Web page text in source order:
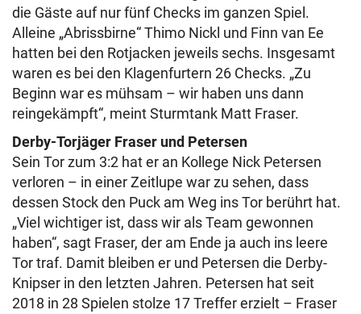
die Gäste auf nur fünf Checks im ganzen Spiel.
Alleine „Abrissbirne“ Thimo Nickl und Finn van Ee
hatten bei den Rotjacken jeweils sechs. Insgesamt
waren es bei den Klagenfurtern 26 Checks. „Zu
Beginn war es mühsam – wir haben uns dann
reingekämpft“, meint Sturmtank Matt Fraser.
Derby-Torjäger Fraser und Petersen
Sein Tor zum 3:2 hat er an Kollege Nick Petersen
verloren – in einer Zeitlupe war zu sehen, dass
dessen Stock den Puck am Weg ins Tor berührt hat.
„Viel wichtiger ist, dass wir als Team gewonnen
haben“, sagt Fraser, der am Ende ja auch ins leere
Tor traf. Damit bleiben er und Petersen die Derby-
Knipser in den letzten Jahren. Petersen hat seit
2018 in 28 Spielen stolze 17 Treffer erzielt – Fraser